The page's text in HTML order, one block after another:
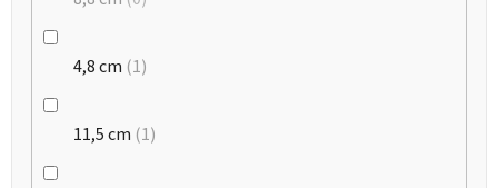
4,8 cm 1
11,5 cm 1